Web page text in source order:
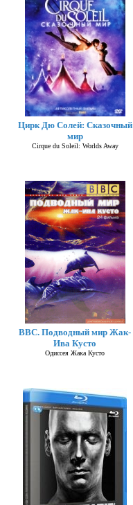
Цирк Дю Солей: Сказочный
мир
Cirque du Soleil: Worlds Away
BBC. Подводный мир Жак-
Ива Кусто
Одиссея Жака Кусто